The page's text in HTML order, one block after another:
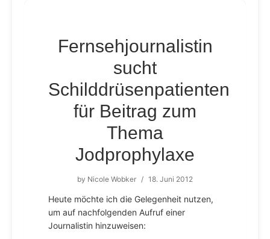
Fernsehjournalistin
sucht
Schilddrüsenpatienten
für Beitrag zum
Thema
Jodprophylaxe
by Nicole Wobker / 18. Juni 2012
Heute möchte ich die Gelegenheit nutzen,
um auf nachfolgenden Aufruf einer
Journalistin hinzuweisen: